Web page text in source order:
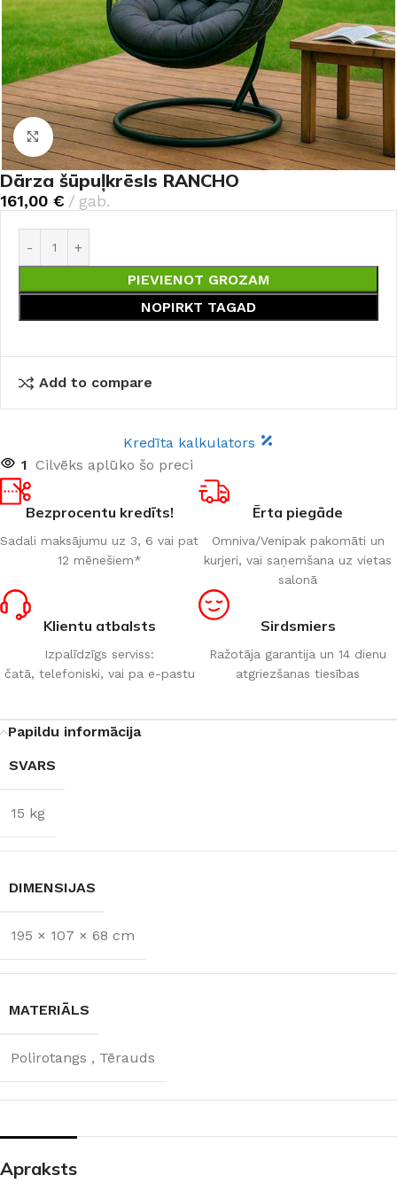
Noklikšķiniet, lai palielinātu
Dārza šūpuļkrēsls RANCHO
161,00 € gab.
PIEVIENOT GROZAM
NOPIRKT TAGAD
Add to compare
Kredīta kalkulators
1 Cilvēks aplūko šo preci
Bezprocentu kredīts!
Sadali maksājumu uz 3, 6 vai pat
12 mēnešiem*
Ērta piegāde
Omniva/Venipak pakomāti un
kurjeri, vai saņemšana uz vietas
salonā
Klientu atbalsts
Izpalīdzīgs serviss:
čatā, telefoniski, vai pa e-pastu
Sirdsmiers
Ražotāja garantija un 14 dienu
atgriezšanas tiesības
Papildu informācija
SVARS
15 kg
DIMENSIJAS
195 × 107 × 68 cm
MATERIĀLS
Polirotangs , Tērauds
Apraksts